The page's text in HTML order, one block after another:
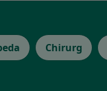
Chirurg